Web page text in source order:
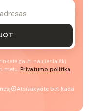
gauti naujienlaiškį
metu. Privatumo politika
Atsisakykite bet kada